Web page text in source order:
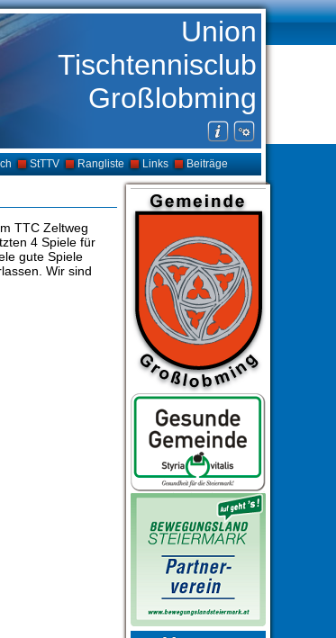
Union
Tischtennisclub
Großlobming
StTTV Rangliste Links Beiträge
TTC Zeltweg
4 Spiele für
gute Spiele
Wir sind